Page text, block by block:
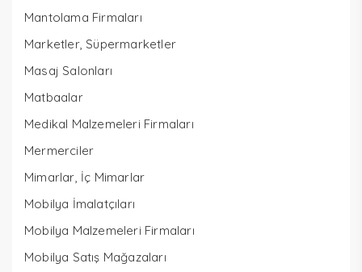
Mantolama Firmaları
Marketler, Süpermarketler
Masaj Salonları
Matbaalar
Medikal Malzemeleri Firmaları
Mermerciler
Mimarlar, İç Mimarlar
Mobilya İmalatçıları
Mobilya Malzemeleri Firmaları
Mobilya Satış Mağazaları